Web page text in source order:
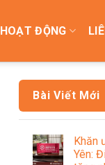
HOẠT ĐỘNG
Bài Viết Mới
Khăn
Yên: